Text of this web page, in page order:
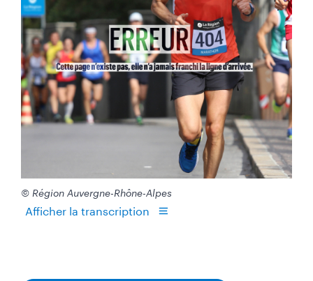
© Région Auvergne-Rhône-Alpes
Afficher la transcription